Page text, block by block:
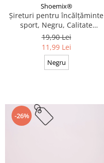
Shoemix®
Șireturi pentru încălțăminte
sport, Negru, Calitate
premium, 110 cm x 0.8 cm
19,90 Lei
11,99 Lei
Negru
-26%